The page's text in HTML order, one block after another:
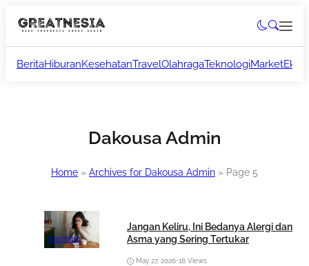
BeritaHiburanKesehatanTravelOlahragaTeknologiMarket
Dakousa Admin
Home » Archives for Dakousa Admin » Page 5
Kesehatan
Jangan Keliru, Ini Bedanya Alergi dan
Asma yang Sering Tertukar
May 27, 2026•18 Views